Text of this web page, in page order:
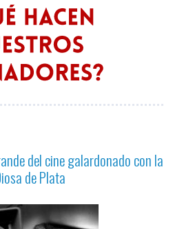
del cine galardonado con la
de Plata